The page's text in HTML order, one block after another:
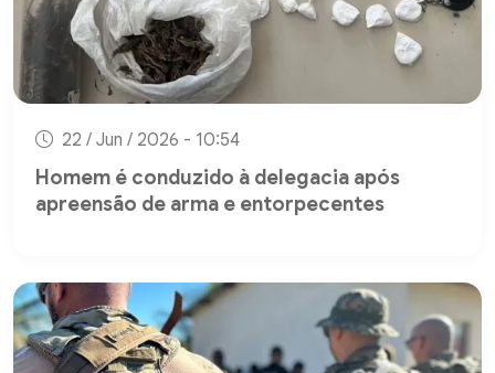
22 / Jun / 2026 - 10:54
Homem é conduzido à delegacia após
apreensão de arma e entorpecentes